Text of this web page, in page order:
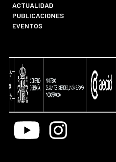
ACTUALIDAD
PUBLICACIONES
EVENTOS
Youtube Instagram